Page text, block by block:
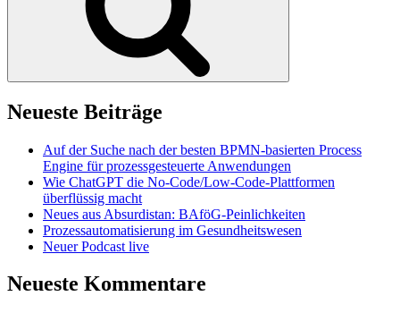
Neueste Beiträge
Auf der Suche nach der besten BPMN-basierten Process
Engine für prozessgesteuerte Anwendungen
Wie ChatGPT die No-Code/Low-Code-Plattformen
überflüssig macht
Neues aus Absurdistan: BAföG-Peinlichkeiten
Prozessautomatisierung im Gesundheitswesen
Neuer Podcast live
Neueste Kommentare